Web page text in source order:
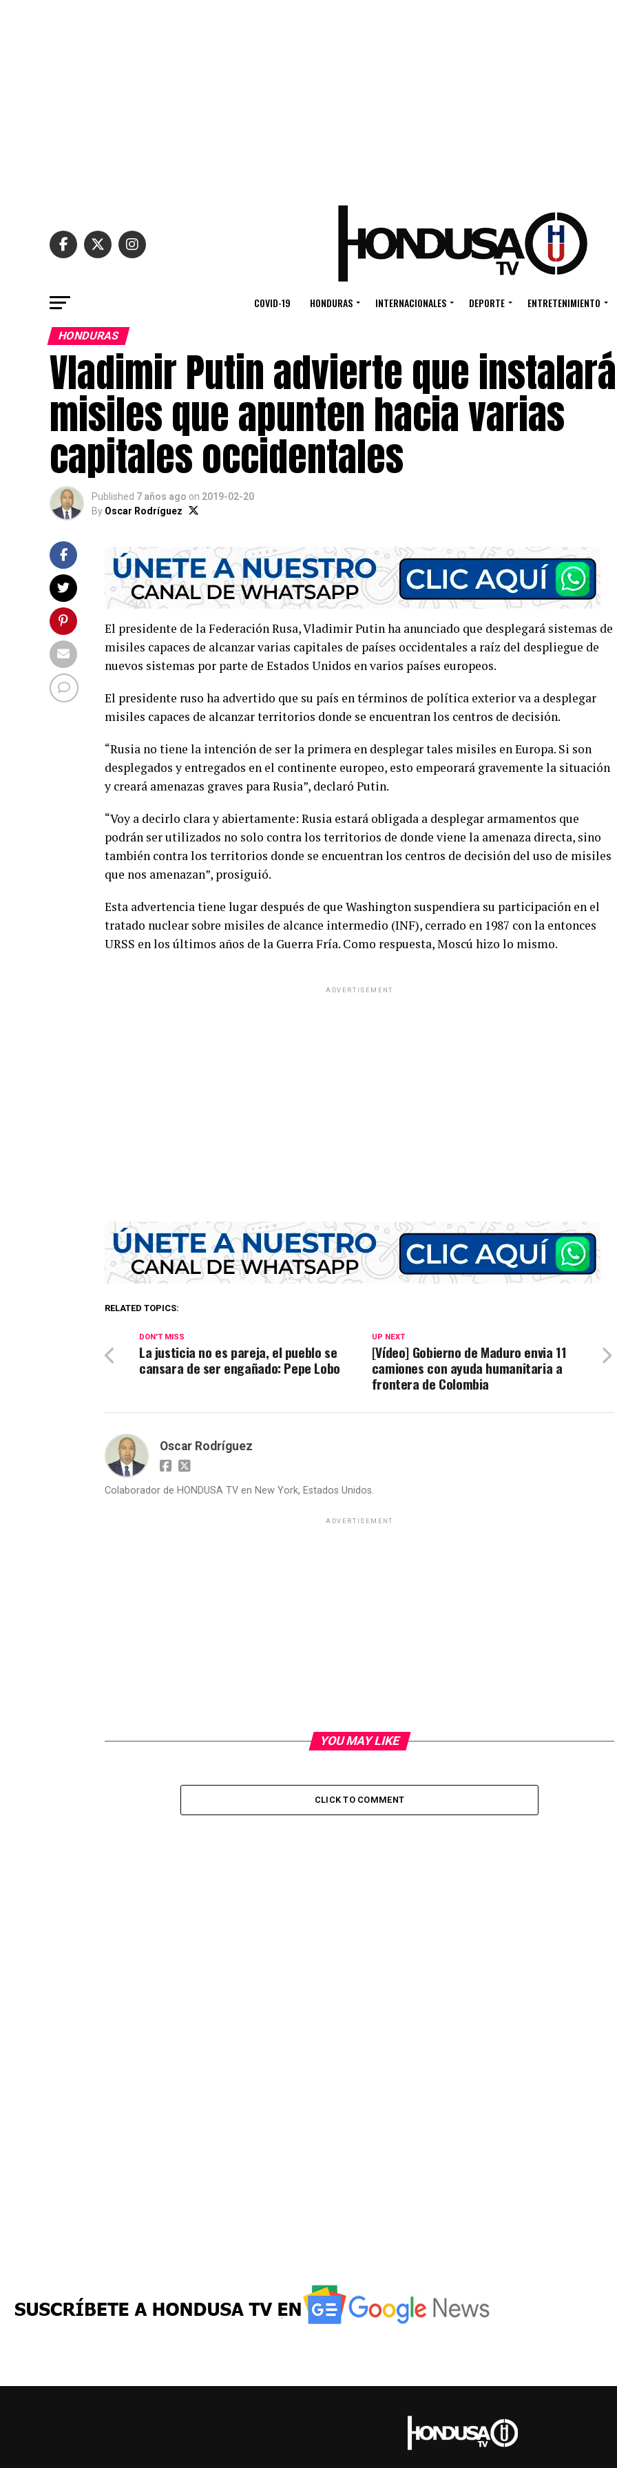
COVID-19 HONDURAS INTERNACIONALES DEPORTE ENTRETENIMIENTO
HONDURAS
Vladimir Putin advierte que
misiles que apunten hacia varias
capitales occidentales
Published 7 años ago on 2019-02-20
By Oscar Rodríguez
El presidente de la Federación Rusa, Vladimir Putin ha anunciado que desplegará sistemas de
misiles capaces de alcanzar varias capitales de países occidentales a raíz del despliegue de
nuevos sistemas por parte de Estados Unidos en varios países europeos.
El presidente ruso ha advertido que su país en términos de política exterior va a desplegar
misiles capaces de alcanzar territorios donde se encuentran los centros de decisión.
“Rusia no tiene la intención de ser la primera en desplegar tales misiles en Europa. Si son
desplegados y entregados en el continente europeo, esto empeorará gravemente la situación
y creará amenazas graves para Rusia”, declaró Putin.
“Voy a decirlo clara y abiertamente: Rusia estará obligada a desplegar armamentos que
podrán ser utilizados no solo contra los territorios de donde viene la amenaza directa, sino
también contra los territorios donde se encuentran los centros de decisión del uso de misiles
que nos amenazan”, prosiguió.
Esta advertencia tiene lugar después de que Washington suspendiera su participación en el
tratado nuclear sobre misiles de alcance intermedio (INF), cerrado en 1987 con la entonces
URSS en los últimos años de la Guerra Fría. Como respuesta, Moscú hizo lo mismo.
ADVERTISEMENT
RELATED TOPICS:
UP NEXT
[Vídeo] Gobierno de Maduro envia 11
camiones con ayuda humanitaria a
frontera de Colombia
DON'T MISS
La justicia no es pareja, el pueblo se
cansara de ser engañado: Pepe Lobo
Oscar Rodríguez
Colaborador de HONDUSA TV en New York, Estados Unidos.
ADVERTISEMENT
YOU MAY LIKE
CLICK TO COMMENT